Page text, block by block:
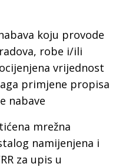
koju provode
robe i/ili
vrijednost
primjene propisa
nabave
mrežna
namijenjena i
za upis u